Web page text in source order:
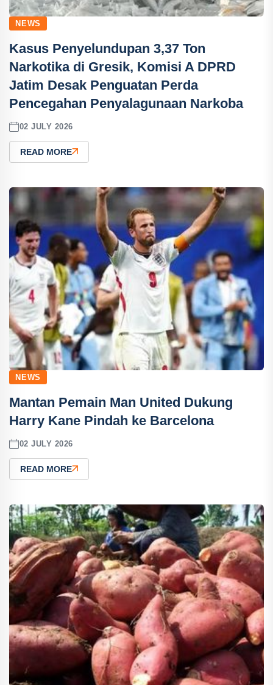
NEWS
Kasus Penyelundupan 3,37 Ton
Narkotika di Gresik, Komisi A DPRD
Jatim Desak Penguatan Perda
Pencegahan Penyalagunaan Narkoba
02 JULY 2026
READ MORE
NEWS
Mantan Pemain Man United Dukung
Harry Kane Pindah ke Barcelona
02 JULY 2026
READ MORE